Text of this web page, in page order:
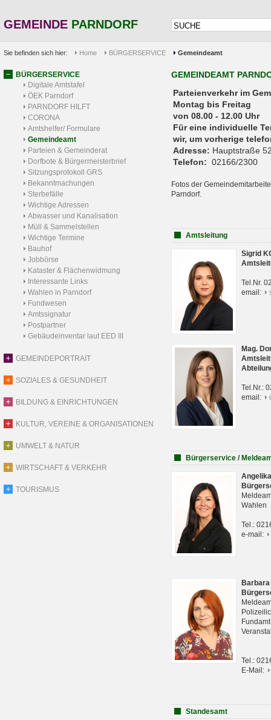
GEMEINDE PARNDORF
Sie befinden sich hier: Home BÜRGERSERVICE Gemeindeamt
BÜRGERSERVICE
Digitale Amtstafel
ÖEK Parndorf
PARNDORF HILFT
CORONA
Amtshelfer/ Formulare
Gemeindeamt
Parteien & Gemeinderat
Dorfbote & Bürgermeisterbrief
Sitzungsprotokoll GRS
Bekanntmachungen
Sterbefälle
Wichtige Adressen
Abwasser und Kanalisation
Müll & Sammelstellen
Wichtige Termine
Bauhof
Jobbörse
Kataster & Flächenwidmung
Interessante Links
Wahlen in Parndorf
Fundwesen
Amtssignatur
Postpartner
Gebäudeinventar laut EED III
GEMEINDEPORTRAIT
SOZIALES & GESUNDHEIT
BILDUNG & EINRICHTUNGEN
KULTUR, VEREINE & ORGANISATIONEN
UMWELT & NATUR
WIRTSCHAFT & VERKEHR
TOURISMUS
GEMEINDEAMT
Parteienverkehr
Montag bis Freitag
von 08.00 - 12.00 Uhr
Für eine individuelle
wir, um vorherige
Adresse: Hauptstraße
Telefon: 02166/2300
Fotos der
Parndorf.
Amtsleitung
Sigrid
Tel.Nr.
email:
Mag.
Tel.Nr.:
email:
Bürgerservice /
Wahlen
Tel.:
e-mail:
Tel.:
E-Mail:
Standesamt